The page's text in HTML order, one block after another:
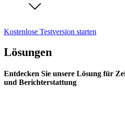
Kostenlose Testversion starten
Lösungen
Entdecken Sie unsere Lösung für
und Berichterstattung